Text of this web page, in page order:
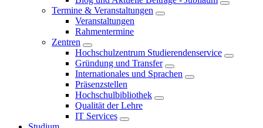
Termine & Veranstaltungen
Veranstaltungen
Rahmentermine
Zentren
Hochschulzentrum Studierendenservice
Gründung und Transfer
Internationales und Sprachen
Präsenzstellen
Hochschulbibliothek
Qualität der Lehre
IT Services